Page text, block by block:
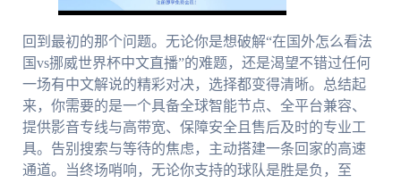
回到最初的那个问题。无论你是想破解“在国外怎么看法
国vs挪威世界杯中文直播”的难题，还是渴望不错过任何
一场有中文解说的精彩对决，选择都变得清晰。总结起
来，你需要的是一个具备全球智能节点、全平台兼容、
提供影音专线与高带宽、保障安全且售后及时的专业工
具。告别搜索与等待的焦虑，主动搭建一条回家的高速
通道。当终场哨响，无论你支持的球队是胜是负，至